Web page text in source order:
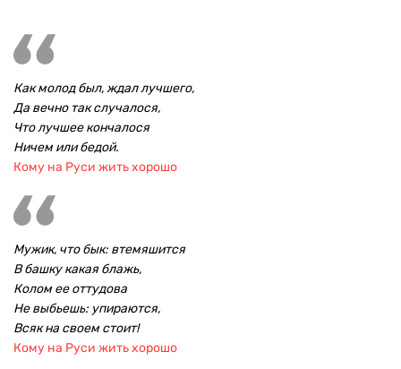
Как молод был, ждал лучшего,
Да вечно так случалося,
Что лучшее кончалося
Ничем или бедой.
Кому на Руси жить хорошо
Мужик, что бык: втемяшится
В башку какая блажь,
Колом ее оттудова
Не выбьешь: упираются,
Всяк на своем стоит!
Кому на Руси жить хорошо